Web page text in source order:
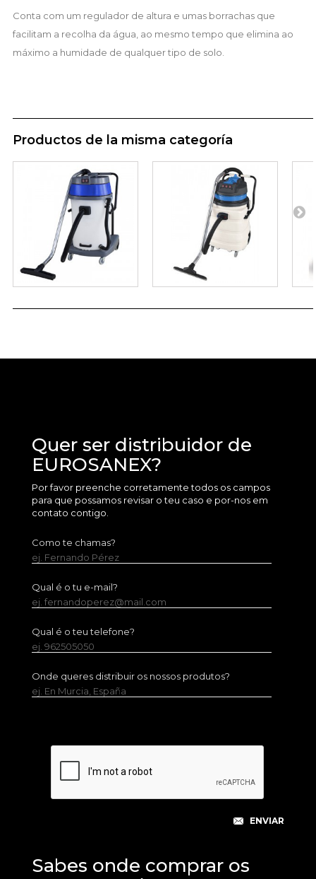
Conta com um regulador de altura e umas borrachas que
facilitam a recolha da água, ao mesmo tempo que elimina ao
máximo a humidade de qualquer tipo de solo.
Productos de la misma categoría
Quer ser distribuidor de
EUROSANEX?
Por favor preenche corretamente todos os campos
para que possamos revisar o teu caso e por-nos em
contato contigo.
Como te chamas?
ej. Fernando Pérez
Qual é o tu e-mail?
ej. fernandoperez@mail.com
Qual é o teu telefone?
ej. 962505050
Onde queres distribuir os nossos produtos?
ej. En Murcia, España
Sabes onde comprar os